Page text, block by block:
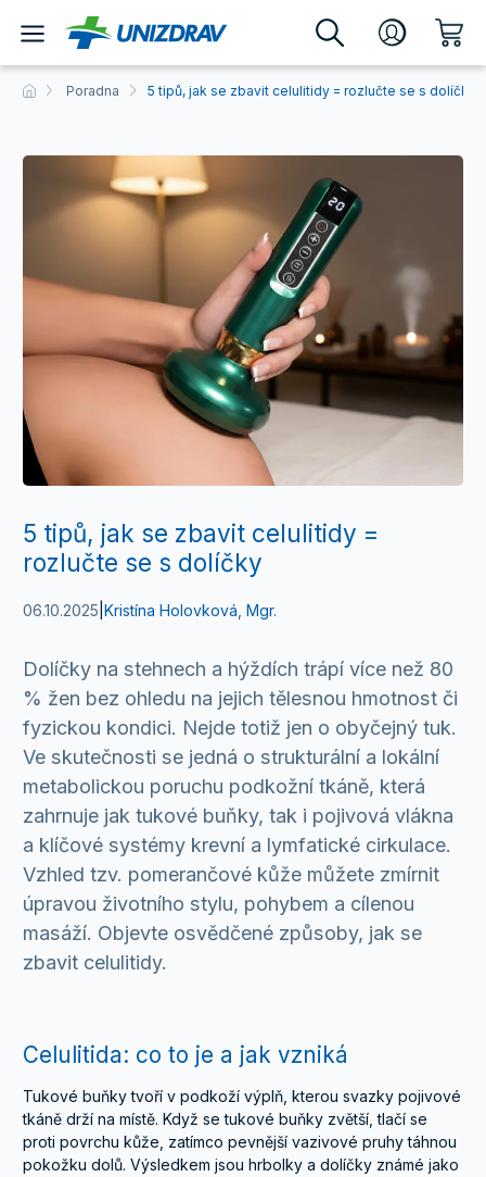
Poradna 5 tipů, jak se zbavit celulitidy = rozlučte se s dolíčky
5 tipů, jak se zbavit celulitidy =
rozlučte se s dolíčky
06.10.2025 Kristína Holovková, Mgr.
Dolíčky na stehnech a hýždích trápí více než 80
% žen bez ohledu na jejich tělesnou hmotnost či
fyzickou kondici. Nejde totiž jen o obyčejný tuk.
Ve skutečnosti se jedná o strukturální a lokální
metabolickou poruchu podkožní tkáně, která
zahrnuje jak tukové buňky, tak i pojivová vlákna
a klíčové systémy krevní a lymfatické cirkulace.
Vzhled tzv. pomerančové kůže můžete zmírnit
úpravou životního stylu, pohybem a cílenou
masáží. Objevte osvědčené způsoby, jak se
zbavit celulitidy.
Celulitida: co to je a jak vzniká
Tukové buňky tvoří v podkoží výplň, kterou svazky pojivové
tkáně drží na místě. Když se tukové buňky zvětší, tlačí se
proti povrchu kůže, zatímco pevnější vazivové pruhy táhnou
pokožku dolů. Výsledkem jsou hrbolky a dolíčky známé jako